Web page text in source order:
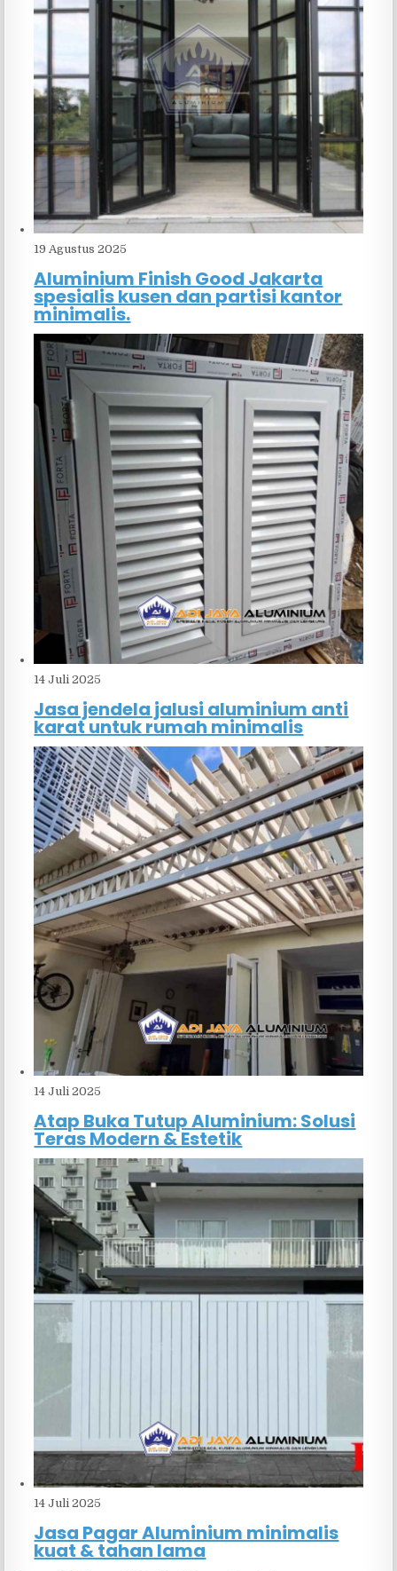
19 Agustus 2025
Aluminium Finish Good Jakarta
spesialis kusen dan partisi kantor
minimalis.
14 Juli 2025
Jasa jendela jalusi aluminium anti
karat untuk rumah minimalis
14 Juli 2025
Atap Buka Tutup Aluminium: Solusi
Teras Modern & Estetik
14 Juli 2025
Jasa Pagar Aluminium minimalis
kuat & tahan lama